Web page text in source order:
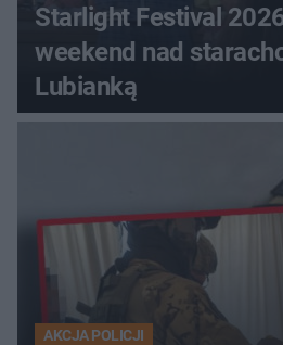
Starlight Festival
weekend nad
Lubianką
AKCJA POLICJI